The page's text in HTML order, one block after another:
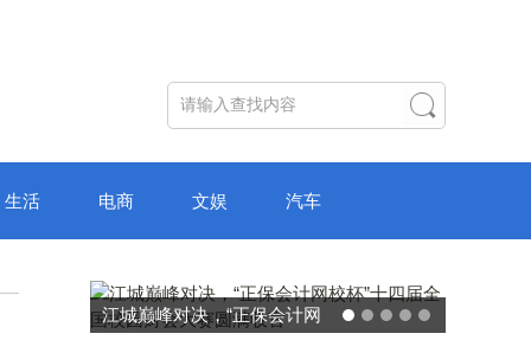
生活 电商 文娱 汽车
破局“纸面教育”：理想树AI自